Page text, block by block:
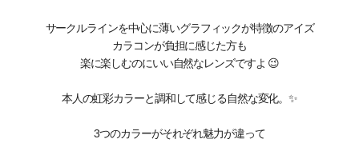
サークルラインを中心に薄いグラフィックが特徴のアイズ
カラコンが負担に感じた方も
楽に楽しむのにいい自然なレンズですよ 😉
本人の虹彩カラーと調和して感じる自然な変化。✨
3つのカラーがそれぞれ魅力が違って